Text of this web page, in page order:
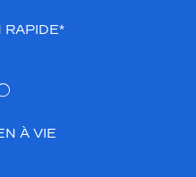
RAPIDE*
À VIE